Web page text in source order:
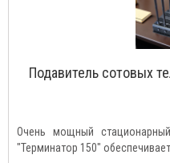
Подавитель сотовых
Очень мощный
"Терминатор 150"